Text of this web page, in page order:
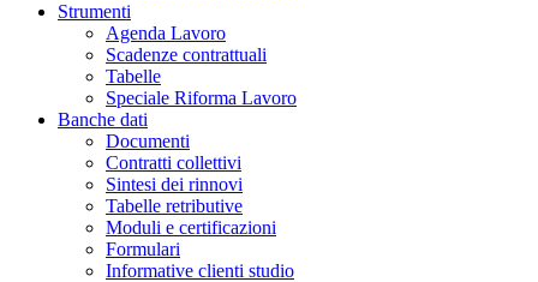
Strumenti
Agenda Lavoro
Scadenze contrattuali
Tabelle
Speciale Riforma Lavoro
Banche dati
Documenti
Contratti collettivi
Sintesi dei rinnovi
Tabelle retributive
Moduli e certificazioni
Formulari
Informative clienti studio